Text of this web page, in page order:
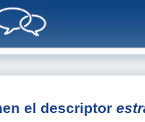
el descriptor